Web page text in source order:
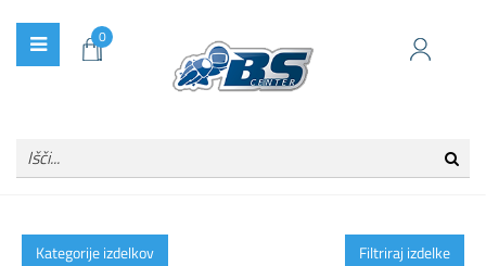
0
Kategorije izdelkov Filtriraj izdelke